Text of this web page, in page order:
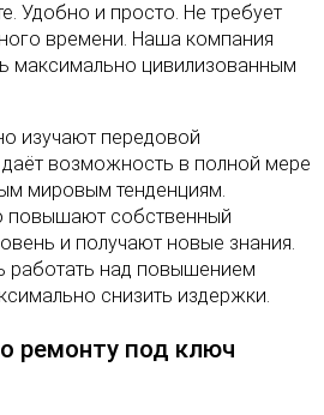
Удобно и просто. Не требует
времени. Наша компания
максимально цивилизованным
изучают передовой
возможность в полной мере
мировым тенденциям.
повышают собственный
и получают новые знания.
работать над повышением
снизить издержки.
ремонту под ключ